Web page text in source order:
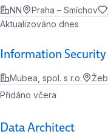
NN
Praha – Smíchov
Information
Aktualizováno dnes
Mubea, spol. s r.o.
Data Architect
Přidáno včera